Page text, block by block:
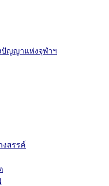
ปัญญาแห่งจุฬาฯ
สรรค์